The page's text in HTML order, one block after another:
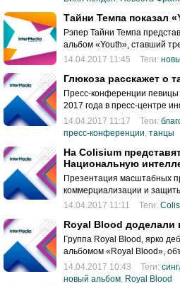
Тайни Темпа показал
Рэпер Тайни Темпа
альбом «Youth», ставший
14.04.2017 11:45
Теги:
Глюкоза расскажет о
Пресс-конференции
2017 года в пресс-центре
«Национальная служба
14.04.2017 11:17 Теги:
пресс-конференции, танцы
На Colisium
Национальную
Презентация масштабных
коммерциализации и
собственности –
для легального фонового
рамках X международной
индустрии Colisium 21
14.04.2017 11:11 Теги:
Royal Blood
Группа Royal Blood, ярко
альбомом «Royal Blood»,
диска.
14.04.2017 10:43 Теги:
новый альбом, Royal Blood